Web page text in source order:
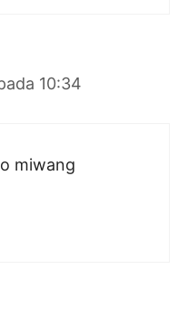
10:34
miwang